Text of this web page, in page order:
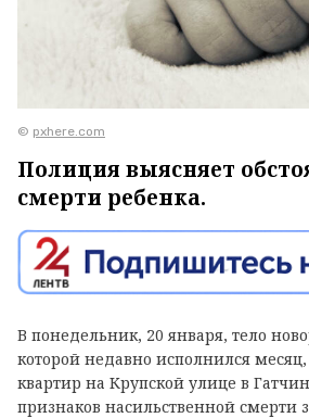
© pxhere.com
Полиция выясняет
смерти ребенка.
В понедельник, 20 января, тело
которой недавно исполнился
квартир на Крупской улице в
признаков насильственной смерти